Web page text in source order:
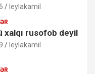
leylakamil
xalqı rusofob deyil
leylakamil